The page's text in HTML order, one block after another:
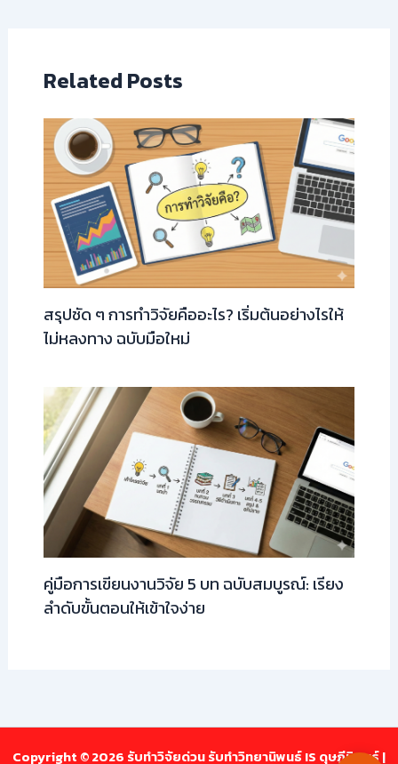
Related Posts
สรุปชัด ๆ การทำวิจัยคืออะไร? เริ่มต้นอย่างไรให้
ไม่หลงทาง ฉบับมือใหม่
คู่มือการเขียนงานวิจัย 5 บท ฉบับสมบูรณ์: เรียง
ลำดับขั้นตอนให้เข้าใจง่าย
Copyright © 2026 รับทำวิจัยด่วน รับทำวิทยานิพนธ์ IS ดุษฎีนิพนธ์ |